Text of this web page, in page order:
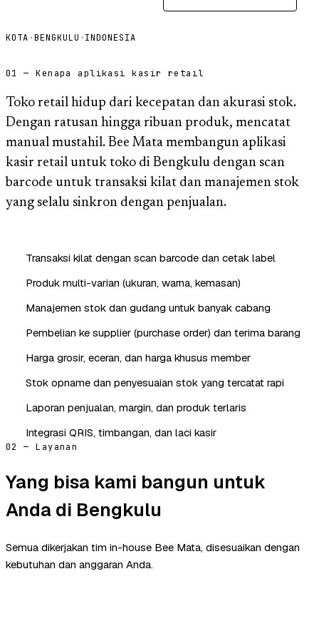
KOTA ·BENGKULU ·INDONESIA
01 — Kenapa aplikasi kasir retail
Toko retail hidup dari kecepatan dan akurasi stok.
Dengan ratusan hingga ribuan produk, mencatat
manual mustahil. Bee Mata membangun aplikasi
kasir retail untuk toko di Bengkulu dengan scan
barcode untuk transaksi kilat dan manajemen stok
yang selalu sinkron dengan penjualan.
Transaksi kilat dengan scan barcode dan cetak label
Produk multi-varian (ukuran, warna, kemasan)
Manajemen stok dan gudang untuk banyak cabang
Pembelian ke supplier (purchase order) dan terima barang
Harga grosir, eceran, dan harga khusus member
Stok opname dan penyesuaian stok yang tercatat rapi
Laporan penjualan, margin, dan produk terlaris
Integrasi QRIS, timbangan, dan laci kasir
02 — Layanan
Yang bisa kami bangun untuk
Anda di Bengkulu
Semua dikerjakan tim in-house Bee Mata, disesuaikan dengan
kebutuhan dan anggaran Anda.